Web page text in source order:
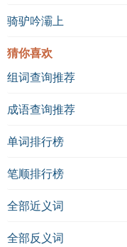
骑驴吟灞上
猜你喜欢
组词查询推荐
成语查询推荐
单词排行榜
笔顺排行榜
全部近义词
全部反义词